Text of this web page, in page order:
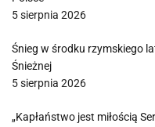
5 sierpnia 2026
Śnieg w środku rzymskiego
Śnieżnej
5 sierpnia 2026
„Kapłaństwo jest miłością